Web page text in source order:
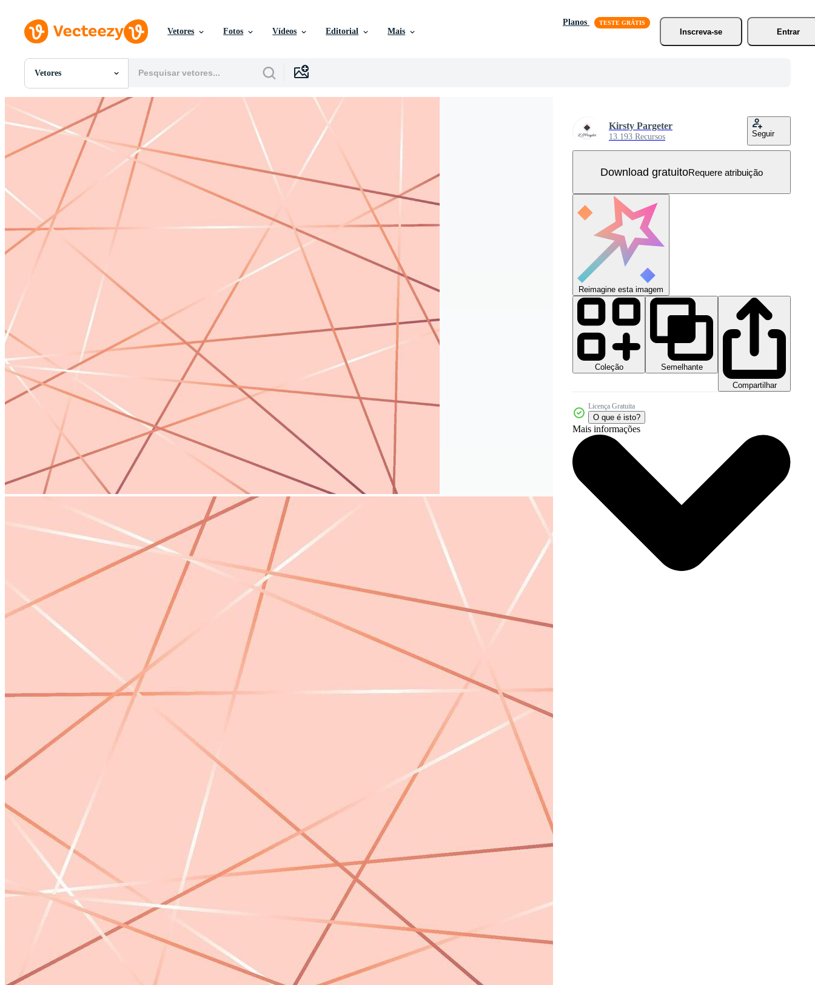
Vetores Fotos Vídeos Editorial Mais
Planos
Inscreva-se
Entrar
Vetores
Todas Imagens
PSDs
SVGs
Modelos
Vetores
Videos
Motion graphics
Imagens Editoriais
Eventos Editoriais
Kirsty Pargeter
13.193 Recursos Seguir
Download gratuitoRequere atribuição
Reimagine esta imagem
Coleção
Semelhante
Compartilhar
Licença Gratuita
O que é isto?
Mais informações